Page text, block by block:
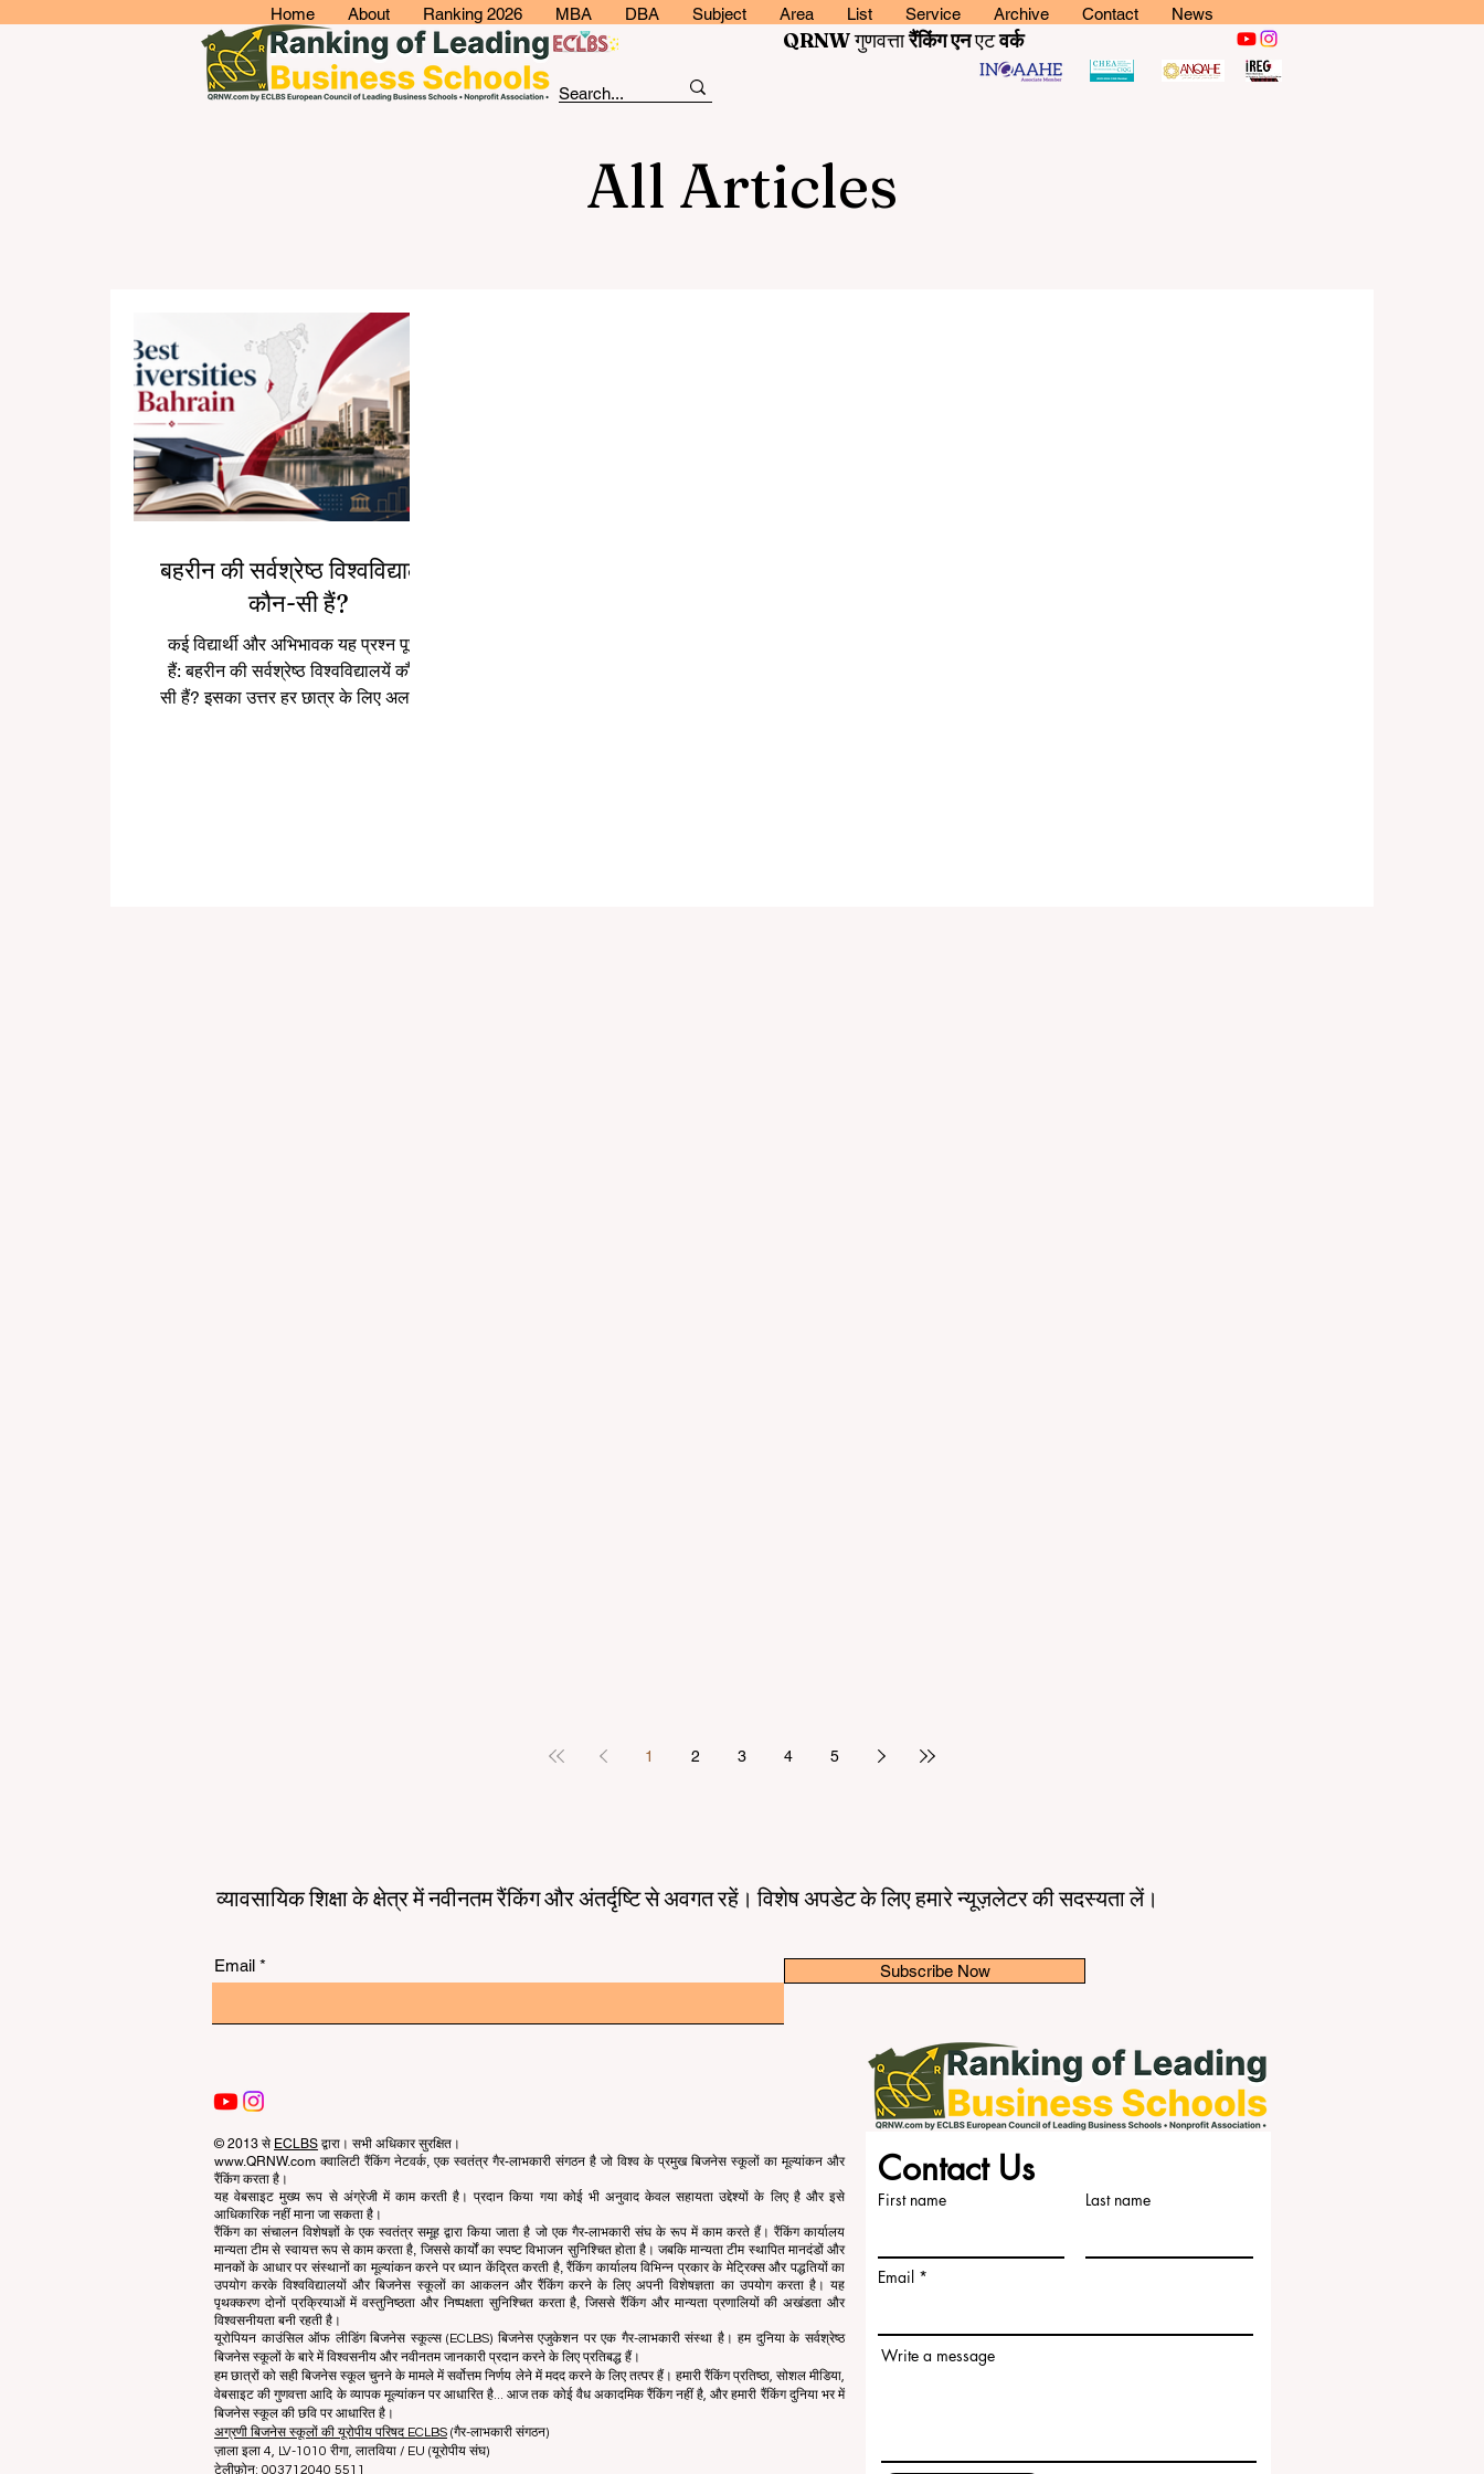
Home About Ranking 2026 MBA DBA Subject Area List Service Archive Contact News
QRNWगुणवत्तारैंकिंगएनएटवर्क
All Articles
बहरीन की सर्वश्रेष्ठ विश्वविद्यालयें
कौन-सी हैं?
कई विद्यार्थी और अभिभावक यह प्रश्न पूछते
हैं: बहरीन की सर्वश्रेष्ठ विश्वविद्यालयें कौन-
सी हैं? इसका उत्तर हर छात्र के लिए अलग हो
1 2 3 4 5
व्यावसायिक शिक्षा के क्षेत्र में नवीनतम रैंकिंग और अंतर्दृष्टि से अवगत रहें। विशेष अपडेट के लिए हमारे न्यूज़लेटर की सदस्यता लें।
Email Subscribe Now
© 2013 से ECLBS द्वारा। सभी अधिकार सुरक्षित।
www.QRNW.com क्वालिटी रैंकिंग नेटवर्क, एक स्वतंत्र गैर-लाभकारी संगठन है जो विश्व के प्रमुख बिजनेस स्कूलों का मूल्यांकन और
रैंकिंग करता है।
यह वेबसाइट मुख्य रूप से अंग्रेजी में काम करती है। प्रदान किया गया कोई भी अनुवाद केवल सहायता उद्देश्यों के लिए है और इसे
आधिकारिक नहीं माना जा सकता है।
रैंकिंग का संचालन विशेषज्ञों के एक स्वतंत्र समूह द्वारा किया जाता है जो एक गैर-लाभकारी संघ के रूप में काम करते हैं। रैंकिंग कार्यालय
मान्यता टीम से स्वायत्त रूप से काम करता है, जिससे कार्यों का स्पष्ट विभाजन सुनिश्चित होता है। जबकि मान्यता टीम स्थापित मानदंडों और
मानकों के आधार पर संस्थानों का मूल्यांकन करने पर ध्यान केंद्रित करती है, रैंकिंग कार्यालय विभिन्न प्रकार के मेट्रिक्स और पद्धतियों का
उपयोग करके विश्वविद्यालयों और बिजनेस स्कूलों का आकलन और रैंकिंग करने के लिए अपनी विशेषज्ञता का उपयोग करता है। यह
पृथक्करण दोनों प्रक्रियाओं में वस्तुनिष्ठता और निष्पक्षता सुनिश्चित करता है, जिससे रैंकिंग और मान्यता प्रणालियों की अखंडता और
विश्वसनीयता बनी रहती है।
यूरोपियन काउंसिल ऑफ लीडिंग बिजनेस स्कूल्स (ECLBS) बिजनेस एजुकेशन पर एक गैर-लाभकारी संस्था है। हम दुनिया के सर्वश्रेष्ठ
बिजनेस स्कूलों के बारे में विश्वसनीय और नवीनतम जानकारी प्रदान करने के लिए प्रतिबद्ध हैं।
हम छात्रों को सही बिजनेस स्कूल चुनने के मामले में सर्वोत्तम निर्णय लेने में मदद करने के लिए तत्पर हैं। हमारी रैंकिंग प्रतिष्ठा, सोशल मीडिया,
वेबसाइट की गुणवत्ता आदि के व्यापक मूल्यांकन पर आधारित है... आज तक कोई वैध अकादमिक रैंकिंग नहीं है, और हमारी रैंकिंग दुनिया भर में
बिजनेस स्कूल की छवि पर आधारित है।
अग्रणी बिजनेस स्कूलों की यूरोपीय परिषद ECLBS (गैर-लाभकारी संगठन)
ज़ाला इला 4, LV-1010 रीगा, लातविया / EU (यूरोपीय संघ)
टेलीफ़ोन: 003712040 5511
Contact Us
First name Last name
Email
Write a message